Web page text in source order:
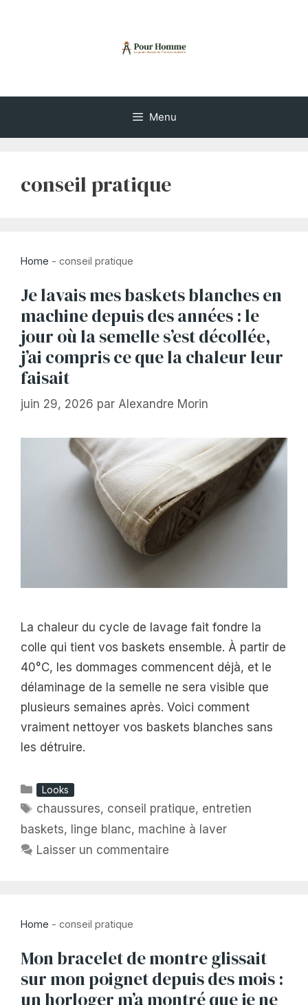
Menu
conseil pratique
Home - conseil pratique
Je lavais mes baskets blanches en
machine depuis des années : le
jour où la semelle s’est décollée,
j’ai compris ce que la chaleur leur
faisait
juin 29, 2026 par Alexandre Morin
La chaleur du cycle de lavage fait fondre la
colle qui tient vos baskets ensemble. À partir de
40°C, les dommages commencent déjà, et le
délaminage de la semelle ne sera visible que
plusieurs semaines après. Voici comment
vraiment nettoyer vos baskets blanches sans
les détruire.
Catégories
Looks
Étiquettes
chaussures, conseil pratique, entretien
baskets, linge blanc, machine à laver
Laisser un commentaire
Home - conseil pratique
Mon bracelet de montre glissait
sur mon poignet depuis des mois :
un horloger m’a montré que je ne